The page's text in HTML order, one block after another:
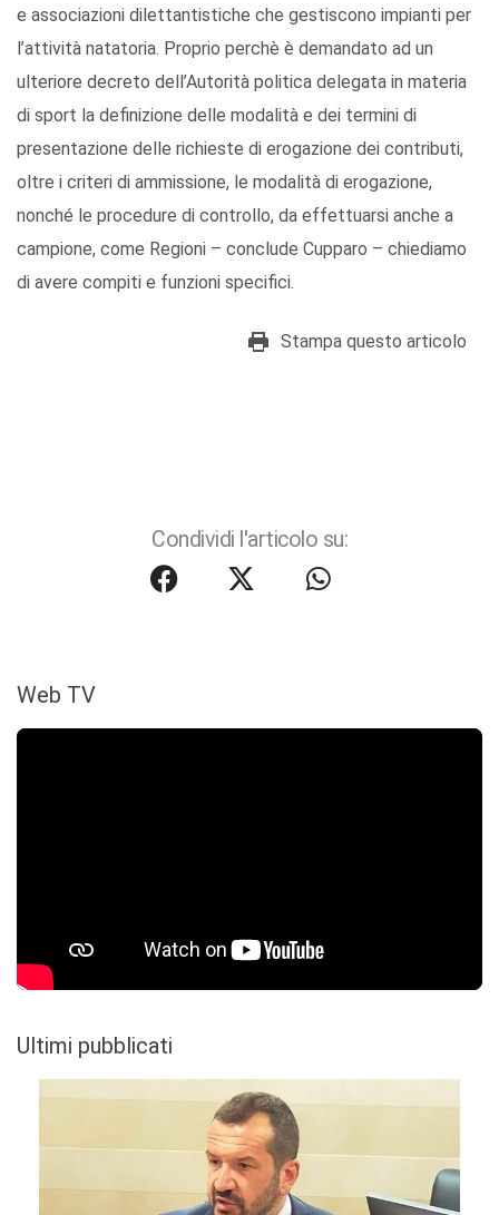
e associazioni dilettantistiche che gestiscono impianti per
l’attività natatoria. Proprio perchè è demandato ad un
ulteriore decreto dell’Autorità politica delegata in materia
di sport la definizione delle modalità e dei termini di
presentazione delle richieste di erogazione dei contributi,
oltre i criteri di ammissione, le modalità di erogazione,
nonché le procedure di controllo, da effettuarsi anche a
campione, come Regioni – conclude Cupparo – chiediamo
di avere compiti e funzioni specifici.
Stampa questo articolo
Condividi l'articolo su:
Web TV
Ultimi pubblicati